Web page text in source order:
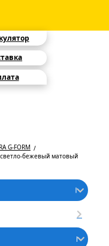
G-FORM
бежевый матовый